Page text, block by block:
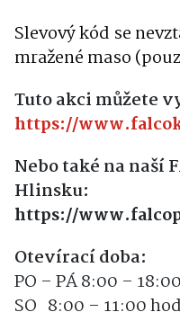
Slevový kód se
mražené maso
Tuto akci můžete
https://
Nebo také na naší
Hlinsku:
https://
Otevírací doba:
PO – PÁ 8:00 –
SO 8:00 – 11:00